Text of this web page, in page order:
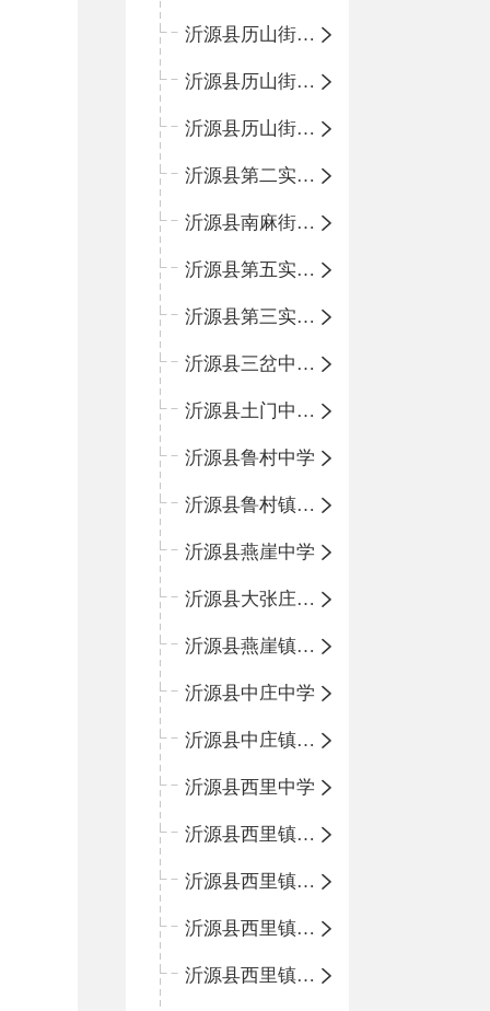
沂源县历山街道办事处振兴路小学
沂源县历山街道办事处荆山路小学
沂源县历山街道办事处鲁山路小学
沂源县第二实验中学
沂源县南麻街道办事处中心小学
沂源县第五实验小学
沂源县第三实验小学
沂源县三岔中心学校
沂源县土门中心学校
沂源县鲁村中学
沂源县鲁村镇中心小学
沂源县燕崖中学
沂源县大张庄中心学校
沂源县燕崖镇中心小学
沂源县中庄中学
沂源县中庄镇中心小学
沂源县西里中学
沂源县西里镇中心小学
沂源县西里镇柳枝峪回民小学
沂源县西里镇金星完全小学
沂源县西里镇团圆小学